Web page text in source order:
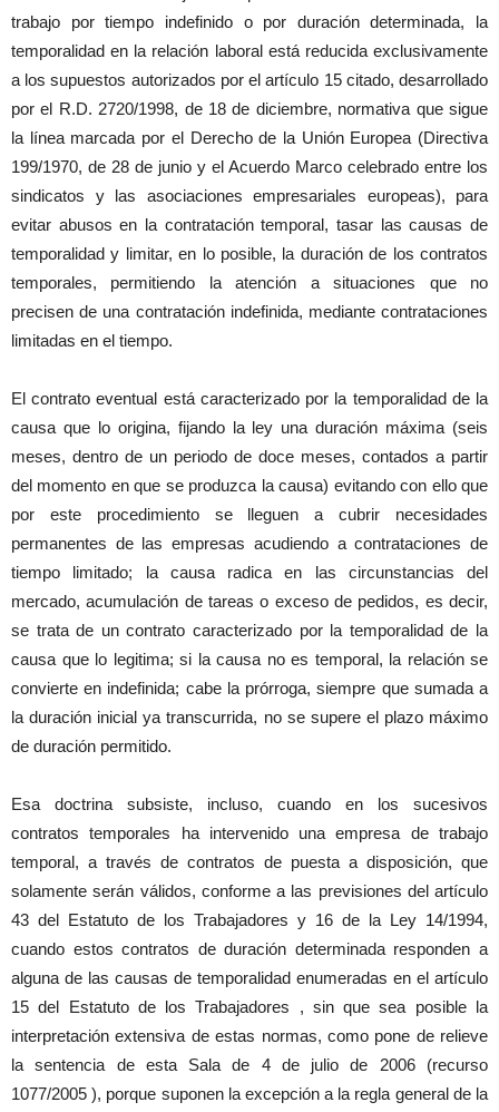
trabajo por tiempo indefinido o por duración determinada, la
temporalidad en la relación laboral está reducida exclusivamente
a los supuestos autorizados por el artículo 15 citado, desarrollado
por el R.D. 2720/1998, de 18 de diciembre, normativa que sigue
la línea marcada por el Derecho de la Unión Europea (Directiva
199/1970, de 28 de junio y el Acuerdo Marco celebrado entre los
sindicatos y las asociaciones empresariales europeas), para
evitar abusos en la contratación temporal, tasar las causas de
temporalidad y limitar, en lo posible, la duración de los contratos
temporales, permitiendo la atención a situaciones que no
precisen de una contratación indefinida, mediante contrataciones
limitadas en el tiempo.
El contrato eventual está caracterizado por la temporalidad de la
causa que lo origina, fijando la ley una duración máxima (seis
meses, dentro de un periodo de doce meses, contados a partir
del momento en que se produzca la causa) evitando con ello que
por este procedimiento se lleguen a cubrir necesidades
permanentes de las empresas acudiendo a contrataciones de
tiempo limitado; la causa radica en las circunstancias del
mercado, acumulación de tareas o exceso de pedidos, es decir,
se trata de un contrato caracterizado por la temporalidad de la
causa que lo legitima; si la causa no es temporal, la relación se
convierte en indefinida; cabe la prórroga, siempre que sumada a
la duración inicial ya transcurrida, no se supere el plazo máximo
de duración permitido.
Esa doctrina subsiste, incluso, cuando en los sucesivos
contratos temporales ha intervenido una empresa de trabajo
temporal, a través de contratos de puesta a disposición, que
solamente serán válidos, conforme a las previsiones del artículo
43 del Estatuto de los Trabajadores y 16 de la Ley 14/1994,
cuando estos contratos de duración determinada responden a
alguna de las causas de temporalidad enumeradas en el artículo
15 del Estatuto de los Trabajadores , sin que sea posible la
interpretación extensiva de estas normas, como pone de relieve
la sentencia de esta Sala de 4 de julio de 2006 (recurso
1077/2005 ), porque suponen la excepción a la regla general de la